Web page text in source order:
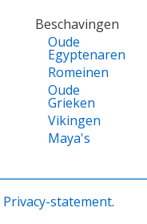
Beschavingen
Oude
Egyptenaren
Romeinen
Oude
Grieken
Vikingen
Maya's
Privacy-statement.